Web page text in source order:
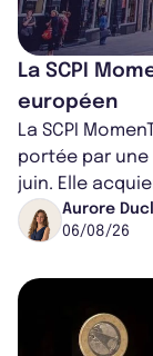
La SCPI
européen
La SCPI
portée par une
juin. Elle
Worcester,
Aurore
06/08/26